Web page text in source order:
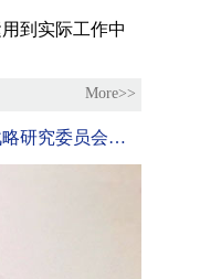
到实际工作中
More>>
肖金成：中国国际城市化发展战略研究委员会委员、国家发改委宏观经济研究院研究员、中国区域科学协会副理事长。